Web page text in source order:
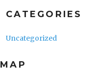
CATEGORIES
Uncategorized
MAP